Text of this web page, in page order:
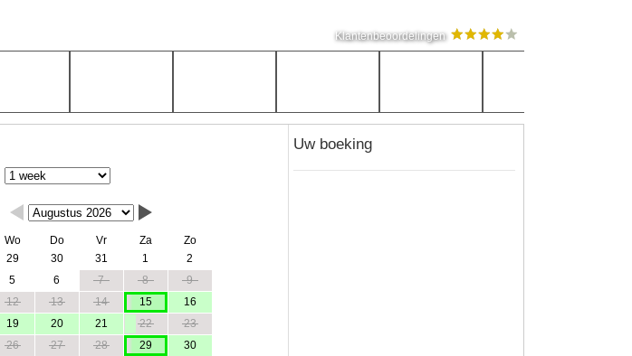
Klantenbeoordelingen
Wo Do Vr Za
Zo
29 30 31 1
2
5 6 7 8
9
12 13 14 15
16
19 20 21 22
23
26 27 28 29
30
Uw boeking